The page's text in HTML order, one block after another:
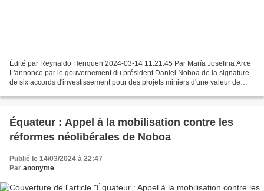
Édité par Reynaldo Henquen 2024-03-14 11:21:45 Par María Josefina Arce
L'annonce par le gouvernement du président Daniel Noboa de la signature
de six accords d'investissement pour des projets miniers d'une valeur de
Équateur : Appel à la mobilisation contre les
réformes néolibérales de Noboa
Publié le 14/03/2024 à 22:47
Par anonyme